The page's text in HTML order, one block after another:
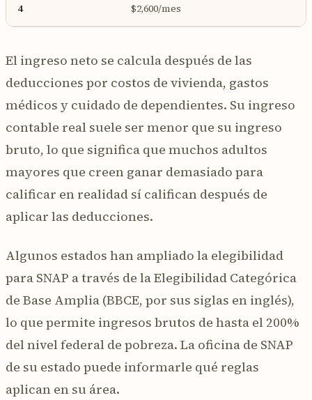
4 $2,600/mes
El ingreso neto se calcula después de las
deducciones por costos de vivienda, gastos
médicos y cuidado de dependientes. Su ingreso
contable real suele ser menor que su ingreso
bruto, lo que significa que muchos adultos
mayores que creen ganar demasiado para
calificar en realidad sí califican después de
aplicar las deducciones.
Algunos estados han ampliado la elegibilidad
para SNAP a través de la Elegibilidad Categórica
de Base Amplia (BBCE, por sus siglas en inglés),
lo que permite ingresos brutos de hasta el 200%
del nivel federal de pobreza. La oficina de SNAP
de su estado puede informarle qué reglas
aplican en su área.